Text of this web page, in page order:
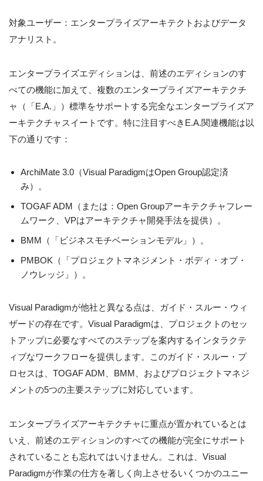
対象ユーザー：エンタープライズアーキテクトおよびデータ
アナリスト。
エンタープライズエディションは、前述のエディションのす
べての機能に加えて、複数のエンタープライズアーキテクチ
ャ（「E.A.」）標準をサポートする完全なエンタープライズア
ーキテクチャスイートです。特に注目すべきE.A.関連機能は以
下の通りです：
ArchiMate 3.0（Visual ParadigmはOpen Group認定済
み）。
TOGAF ADM（または：Open Groupアーキテクチャフレー
ムワーク、VPはアーキテクチャ開発手法を提供）。
BMM（「ビジネスモチベーションモデル」）。
PMBOK（「プロジェクトマネジメント・ボディ・オブ・
ノウレッジ」）。
Visual Paradigmが他社と異なる点は、ガイド・スルー・ウィ
ザードの存在です。Visual Paradigmは、プロジェクトのセッ
トアップに必要なすべてのステップを案内するインタラクテ
ィブなワークフローを提供します。このガイド・スルー・プ
ロセスは、TOGAF ADM、BMM、およびプロジェクトマネジ
メントの5つの主要ステップに対応しています。
エンタープライズアーキテクチャに重点が置かれているとは
いえ、前述のエディションのすべての機能が完全にサポート
されていることも忘れてはいけません。これは、Visual
Paradigmが作業の仕方を著しく向上させるいくつかのユニー